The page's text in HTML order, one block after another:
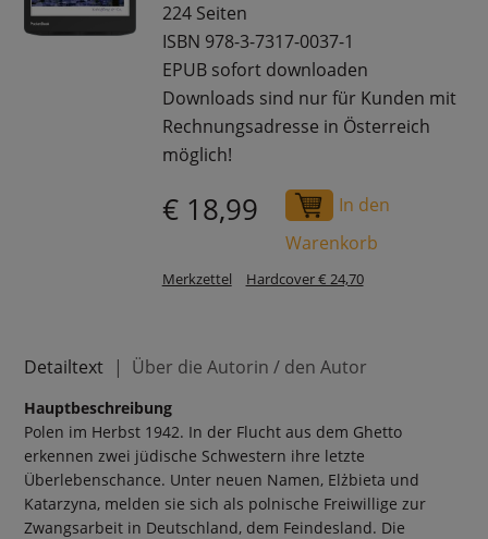
224 Seiten
ISBN 978-3-7317-0037-1
EPUB sofort downloaden
Downloads sind nur für Kunden mit
Rechnungsadresse in Österreich
möglich!
€ 18,99
In den
Warenkorb
Merkzettel Hardcover € 24,70
Detailtext Über die Autorin / den Autor
Hauptbeschreibung
Polen im Herbst 1942. In der Flucht aus dem Ghetto
erkennen zwei jüdische Schwestern ihre letzte
Überlebenschance. Unter neuen Namen, Elżbieta und
Katarzyna, melden sie sich als polnische Freiwillige zur
Zwangsarbeit in Deutschland, dem Feindesland. Die